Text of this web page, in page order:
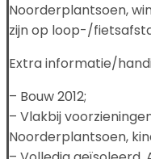
Noorderplantsoen,
zijn op loop-/
Extra informatie/
– Bouw 2012;
– Vlakbij
Noorderplantsoen,